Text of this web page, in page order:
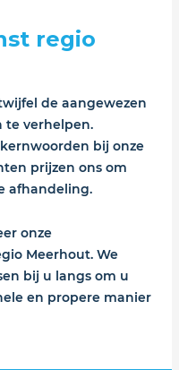
regio
de aangewezen
te verhelpen.
bij onze
prijzen ons om
afhandeling.
onze
Meerhout. We
bij u langs om u
en propere manier